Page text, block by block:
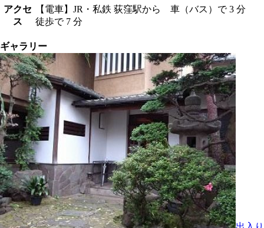
アクセ
ス
【電車】JR・私鉄 荻窪駅から 車（バス）で 3 分
徒歩で 7 分
ギャラリー